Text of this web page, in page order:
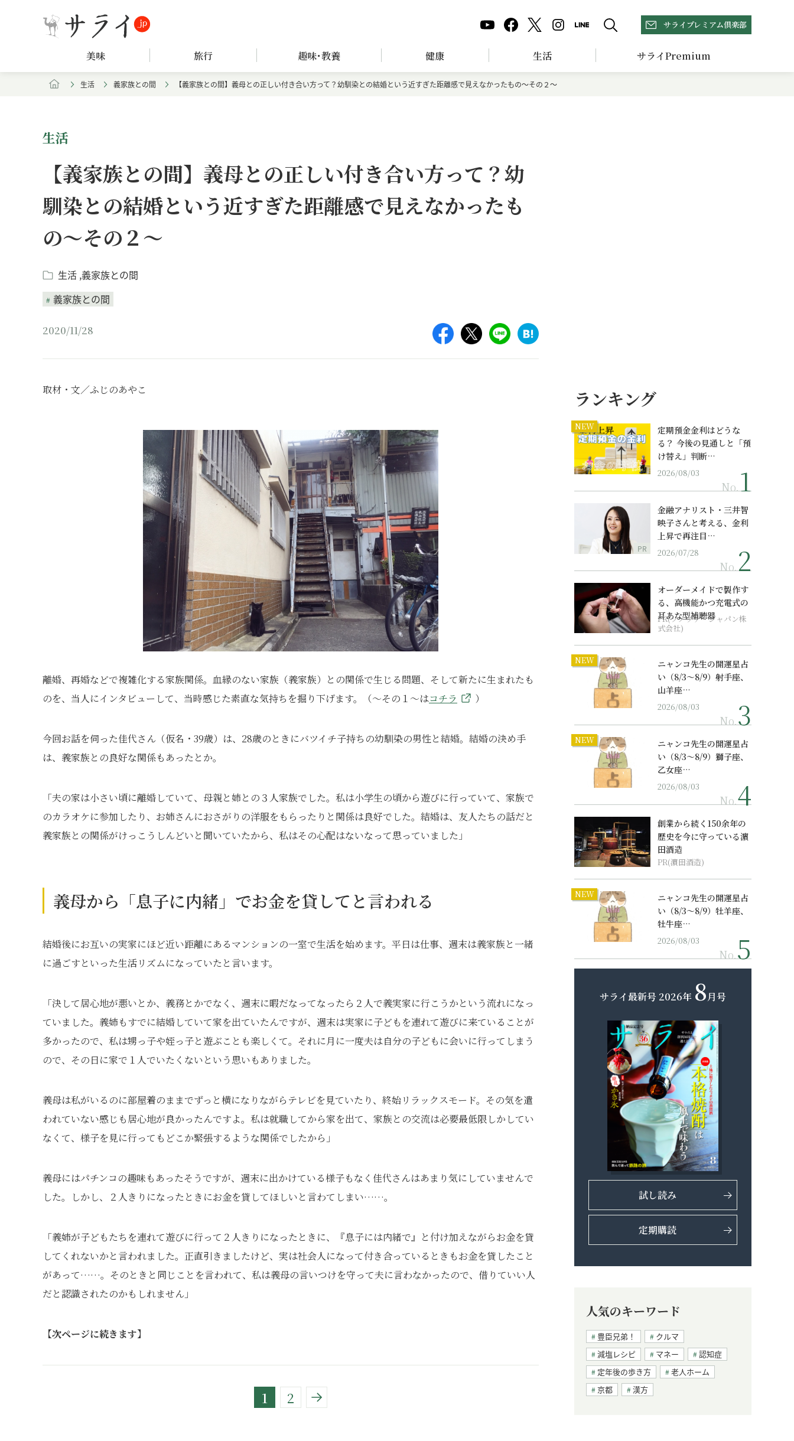
サライプレミアム倶楽部
美味 旅行 趣味･教養 健康 生活 サライPremium
生活 義家族との間 【義家族との間】義母との正しい付き合い方って？幼馴染との結婚という近すぎた距離感で見えなかったもの～その２～
生活
【義家族との間】義母との正しい付き合い方って？幼
馴染との結婚という近すぎた距離感で見えなかったも
の～その２～
生活 義家族との間
義家族との間
2020/11/28
取材・文／ふじのあやこ
離婚、再婚などで複雑化する家族関係。血縁のない家族（義家族）との関係で生じる問題、そして新たに生まれたも
のを、当人にインタビューして、当時感じた素直な気持ちを掘り下げます。（～その１～はコチラ ）
今回お話を伺った佳代さん（仮名・39歳）は、28歳のときにバツイチ子持ちの幼馴染の男性と結婚。結婚の決め手
は、義家族との良好な関係もあったとか。
「夫の家は小さい頃に離婚していて、母親と姉との３人家族でした。私は小学生の頃から遊びに行っていて、家族で
のカラオケに参加したり、お姉さんにおさがりの洋服をもらったりと関係は良好でした。結婚は、友人たちの話だと
義家族との関係がけっこうしんどいと聞いていたから、私はその心配はないなって思っていました」
義母から「息子に内緒」でお金を貸してと言われる
結婚後にお互いの実家にほど近い距離にあるマンションの一室で生活を始めます。平日は仕事、週末は義家族と一緒
に過ごすといった生活リズムになっていたと言います。
「決して居心地が悪いとか、義務とかでなく、週末に暇だなってなったら２人で義実家に行こうかという流れになっ
ていました。義姉もすでに結婚していて家を出ていたんですが、週末は実家に子どもを連れて遊びに来ていることが
多かったので、私は甥っ子や姪っ子と遊ぶことも楽しくて。それに月に一度夫は自分の子どもに会いに行ってしまう
ので、その日に家で１人でいたくないという思いもありました。
義母は私がいるのに部屋着のままでずっと横になりながらテレビを見ていたり、終始リラックスモード。その気を遣
われていない感じも居心地が良かったんですよ。私は就職してから家を出て、家族との交流は必要最低限しかしてい
なくて、様子を見に行ってもどこか緊張するような関係でしたから」
義母にはパチンコの趣味もあったそうですが、週末に出かけている様子もなく佳代さんはあまり気にしていませんで
した。しかし、２人きりになったときにお金を貸してほしいと言わてしまい……。
「義姉が子どもたちを連れて遊びに行って２人きりになったときに、『息子には内緒で』と付け加えながらお金を貸
してくれないかと言われました。正直引きましたけど、実は社会人になって付き合っているときもお金を貸したこと
があって……。そのときと同じことを言われて、私は義母の言いつけを守って夫に言わなかったので、借りていい人
だと認識されたのかもしれません」
【次ページに続きます】
1 2
ランキング
NEW
定期預金金利はどうな
る？ 今後の見通しと「預
け替え」判断…
2026/08/03
No.
PR
金融アナリスト・三井智
映子さんと考える、金利
上昇で再注目…
2026/07/28
No.
オーダーメイドで製作す
る、高機能かつ充電式の
耳あな型補聴器
PR(ソノヴァ・ジャパン株
式会社)
NEW
ニャンコ先生の開運星占
い（8/3～8/9）射手座、
山羊座…
2026/08/03
No.
NEW
ニャンコ先生の開運星占
い（8/3～8/9）獅子座、
乙女座…
2026/08/03
No.
創業から続く150余年の
歴史を今に守っている濵
田酒造
PR(濵田酒造)
NEW
ニャンコ先生の開運星占
い（8/3～8/9）牡羊座、
牡牛座…
2026/08/03
No.
サライ最新号 2026年 8月号
試し読み
定期購読
人気のキーワード
豊臣兄弟！
クルマ
減塩レシピ
マネー
認知症
定年後の歩き方
老人ホーム
京都
漢方